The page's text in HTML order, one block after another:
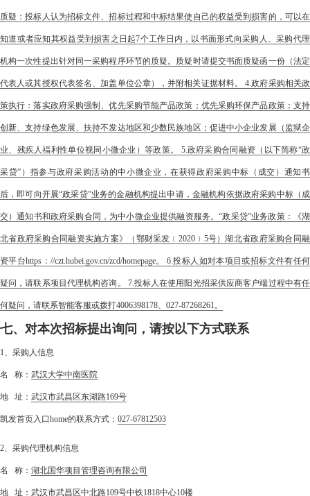
质疑：投标人认为招标文件、招标过程和中标结果使自己的权益受到损害的，可以在
知道或者应知其权益受到损害之日起7个工作日内，以书面形式向采购人、采购代理
机构一次性提出针对同一采购程序环节的质疑。质疑时请提交书面质疑函一份（法定
代表人或其授权代表签名、加盖单位公章），并附相关证据材料。 4.政府采购相关政
策执行：落实政府采购强制、优先采购节能产品政策；优先采购环保产品政策；支持
创新、支持绿色发展、扶持不发达地区和少数民族地区；促进中小企业发展（监狱企
业、残疾人福利性单位视同小微企业）等政策。 5.政府采购合同融资（以下简称“政
采贷”）指参与政府采购活动的中小微企业，在获得政府采购中标（成交）通知书
后，即可向开展“政采贷”业务的金融机构提出申请，金融机构依据政府采购中标（成
交）通知书和政府采购合同，为中小微企业提供融资服务。“政采贷”业务政策：《湖
北省政府采购合同融资实施方案》（鄂财采发﹝2020﹞5号）湖北省政府采购合同融
资平台https：//czt.hubei.gov.cn/zcd/homepage。 6.投标人如对本项目或招标文件有任何
疑问，请联系项目代理机构咨询。 7.投标人在使用阳光招采供应商客户端过程中有任
何疑问，请联系智能客服或拨打4006398178、027-87268261。
七、对本次招标提出询问，请按以下方式联系
1、采购人信息
名 称： 武汉大学中南医院
地 址： 武汉市武昌区东湖路169号
凯发首页入口home的联系方式： 027-67812503
2、采购代理机构信息
名 称： 湖北国华项目管理咨询有限公司
地 址： 武汉市武昌区中北路109号中铁1818中心10楼